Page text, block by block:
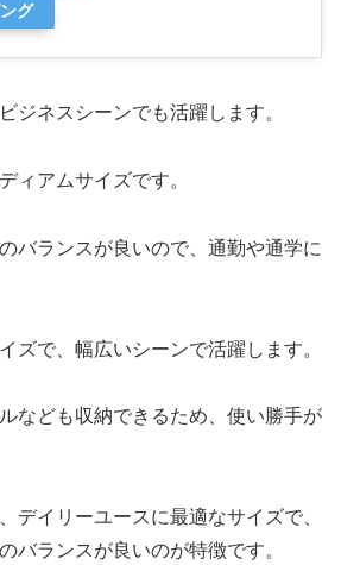
グ
ジネスシーンでも活躍します。
ィアムサイズです。
バランスが良いので、通勤や通学に
ズで、幅広いシーンで活躍します。
なども収納できるため、使い勝手が
デイリーユースに最適なサイズで、
バランスが良いのが特徴です。